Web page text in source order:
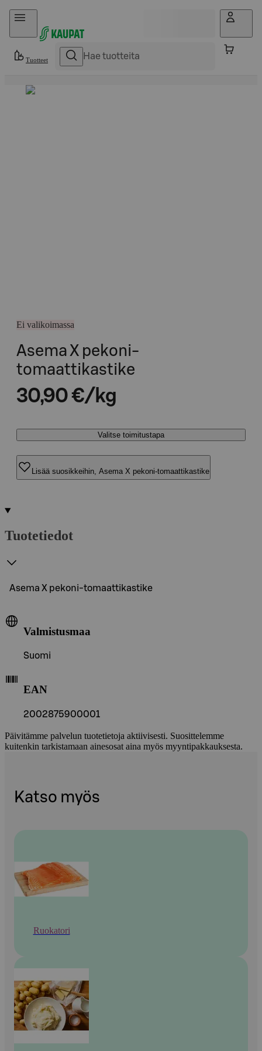
Hyppää sisältöön
Tuotteet
Ei valikoimassa
Asema X pekoni-
tomaattikastike
30,90 €/kg
Valitse toimitustapa
Lisää suosikkeihin, Asema X pekoni-tomaattikastike
Tuotetiedot
Asema X pekoni-tomaattikastike
Valmistusmaa
Suomi
EAN
2002875900001
Päivitämme palvelun tuotetietoja aktiivisesti. Suosittelemme
kuitenkin tarkistamaan ainesosat aina myös myyntipakkauksesta.
Katso myös
Ruokatori